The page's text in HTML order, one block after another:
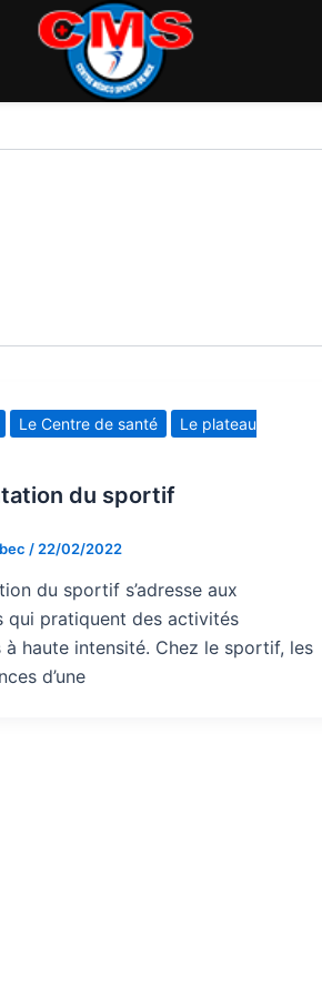
Le Centre de santé
Le plateau
du sportif
/ 22/02/2022
du sportif s’adresse aux
qui pratiquent des activités
à haute intensité. Chez le sportif, les
d’une